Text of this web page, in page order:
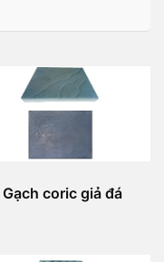
Gạch coric giả đá